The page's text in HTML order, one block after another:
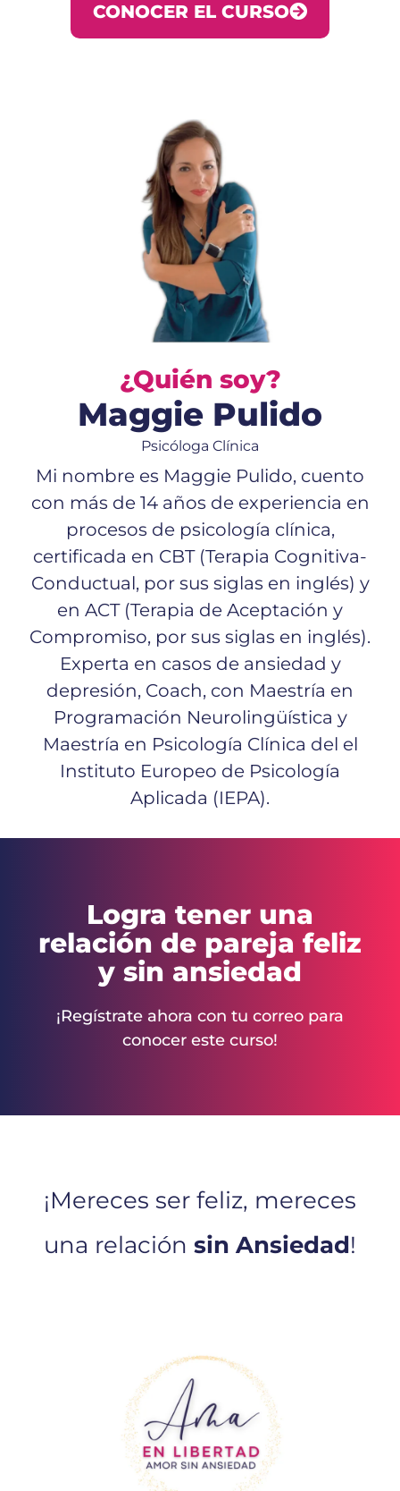
CONOCER EL CURSO
¿Quién soy?
Maggie Pulido
Psicóloga Clínica
Mi nombre es Maggie Pulido, cuento
con más de 14 años de experiencia en
procesos de psicología clínica,
certificada en CBT (Terapia Cognitiva-
Conductual, por sus siglas en inglés) y
en ACT (Terapia de Aceptación y
Compromiso, por sus siglas en inglés).
Experta en casos de ansiedad y
depresión, Coach, con Maestría en
Programación Neurolingüística y
Maestría en Psicología Clínica del el
Instituto Europeo de Psicología
Aplicada (IEPA).
Logra tener una
relación de pareja feliz
y sin ansiedad
¡Regístrate ahora con tu correo para
conocer este curso!
¡Mereces ser feliz, mereces
una relación sin Ansiedad!